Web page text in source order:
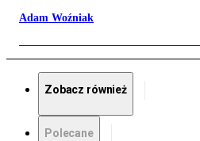
Adam Woźniak
Zobacz również
Polecane